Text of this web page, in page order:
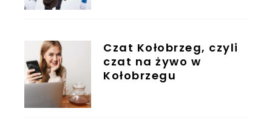
Czat Kołobrzeg, czyli
czat na żywo w
Kołobrzegu